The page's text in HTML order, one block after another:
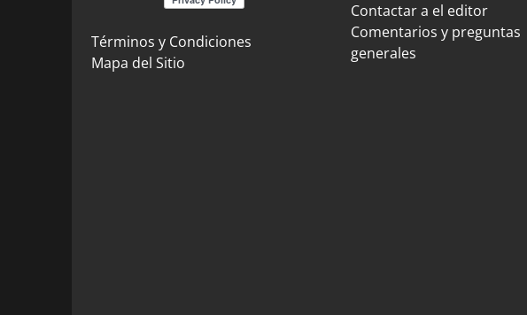
Términos y Condiciones
Mapa del Sitio
Contactar a el editor
Comentarios y preguntas
generales